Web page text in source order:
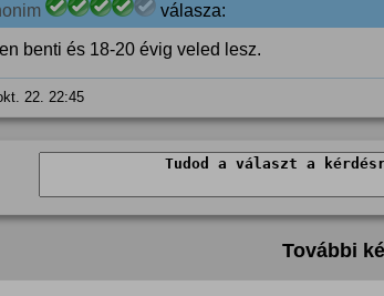
válasza:
benti és 18-20 évig veled lesz.
22. 22:45
További